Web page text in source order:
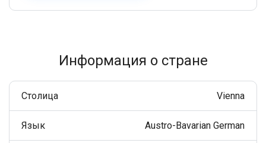
Информация о стране
Столица Vienna
Язык Austro-Bavarian German